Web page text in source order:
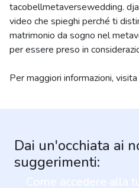
tacobellmetaversewedding.
video che spieghi perché ti
matrimonio da sogno nel
per essere preso in
Per maggiori informazioni, visita
Dai un'occhiata ai
suggerimenti: